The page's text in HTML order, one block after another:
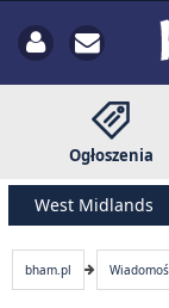
Ogłoszenia
West Midlands
bham.pl